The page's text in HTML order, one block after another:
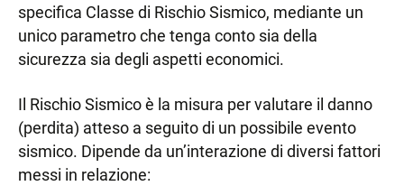
specifica Classe di Rischio Sismico, mediante un
unico parametro che tenga conto sia della
sicurezza sia degli aspetti economici.
Il Rischio Sismico è la misura per valutare il danno
(perdita) atteso a seguito di un possibile evento
sismico. Dipende da un’interazione di diversi fattori
messi in relazione: